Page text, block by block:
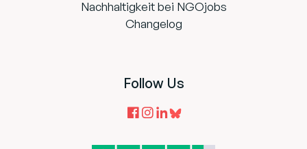
Nachhaltigkeit bei NGOjobs
Changelog
Follow Us